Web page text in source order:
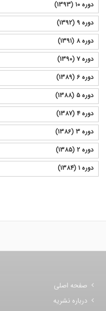
دوره 10 (1393)
دوره 9 (1392)
دوره 8 (1391)
دوره 7 (1390)
دوره 6 (1389)
دوره 5 (1388)
دوره 4 (1387)
دوره 3 (1386)
دوره 2 (1385)
دوره 1 (1384)
صفحه اصلی
درباره نشریه